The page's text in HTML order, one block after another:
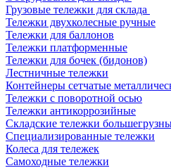
Грузовые тележки для склада
Тележки двухколесные ручные
Тележки для баллонов
Тележки платформенные
Тележки для бочек (бидонов)
Лестничные тележки
Контейнеры сетчатые
Тележки с поворотной осью
Тележки антикоррозийные
Складские тележки
Специализированные тележки
Колеса для тележек
Самоходные тележки